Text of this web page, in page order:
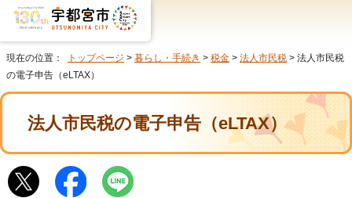
現在の位置： トップページ > 暮らし・手続き > 税金 > 法人市民税 > 法人市民税
の電子申告（eLTAX）
法人市民税の電子申告（eLTAX）